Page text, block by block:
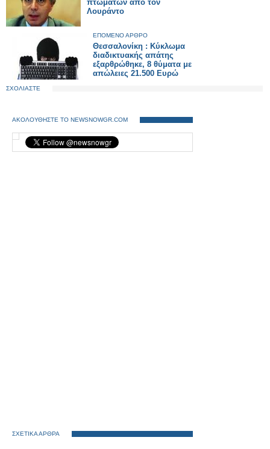
πτωμάτων από τον
Λουράντο
ΕΠΟΜΕΝΟ ΑΡΘΡΟ
Θεσσαλονίκη : Κύκλωμα
διαδικτυακής απάτης
εξαρθρώθηκε, 8 θύματα με
απώλειες 21.500 Ευρώ
ΣΧΟΛΙΑΣΤΕ
ΑΚΟΛΟΥΘΗΣΤΕ ΤΟ NEWSNOWGR.COM
ΣΧΕΤΙΚΑ ΑΡΘΡΑ